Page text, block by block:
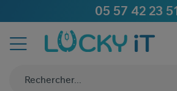
05 57 42 23 51